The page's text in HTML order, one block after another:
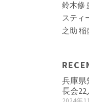
鈴木修
スティ
之助 稲
兵庫県
長会22